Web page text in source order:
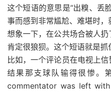
这个短语的意思是“出糗、丢
事而感到非常尴尬、难堪时，
想象一下，在公共场合被人
肯定很狼狈。这个短语就是抓
比如，一个评论员在电视上信
结果那支球队输得很惨。
commentator was left